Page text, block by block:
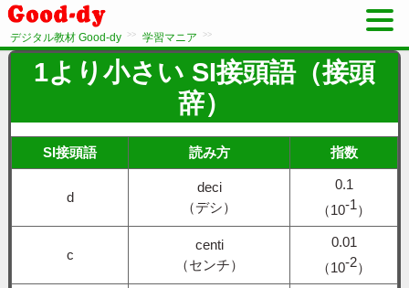
デジタル教材 Good-dy >> 学習マニア >>
1より小さい SI接頭語（接頭
辞）
SI接頭語 読み方 指数
d
deci
（デシ）
0.1
（10-1）
c
centi
（センチ）
0.01
（10-2）